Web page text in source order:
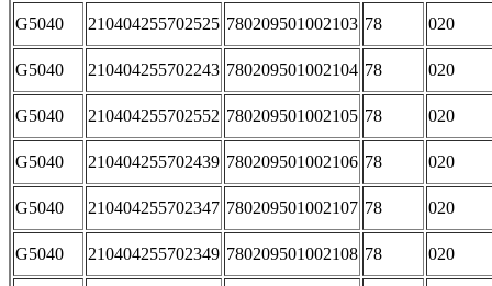
G5040 210404255702525 780209501002103 78 020
G5040 210404255702243 780209501002104 78 020
G5040 210404255702552 780209501002105 78 020
G5040 210404255702439 780209501002106 78 020
G5040 210404255702347 780209501002107 78 020
G5040 210404255702349 780209501002108 78 020